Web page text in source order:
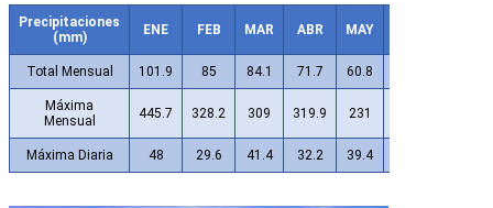
Precipitaciones
(mm)
ENE FEB MAR ABR MAY
Total Mensual 101.9 85 84.1 71.7 60.8
Máxima
Mensual
445.7 328.2 309 319.9 231
Máxima Diaria 48 29.6 41.4 32.2 39.4